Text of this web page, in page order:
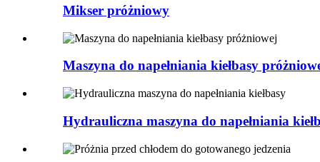
Mikser próżniowy
Maszyna do napełniania kiełbasy
Hydrauliczna maszyna do napełniania